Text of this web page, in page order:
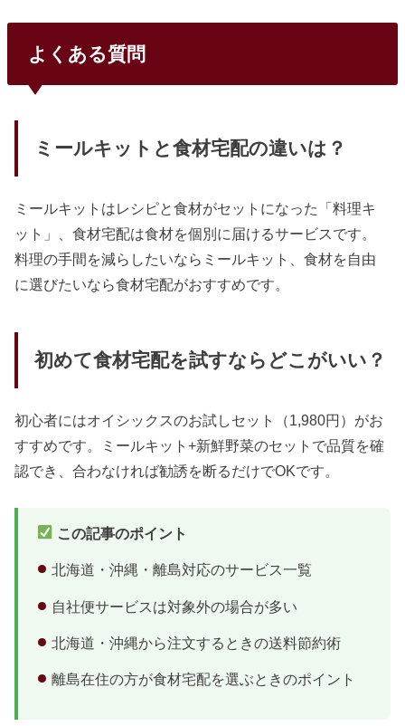
よくある質問
ミールキットと食材宅配の違いは？
ミールキットはレシピと食材がセットになった「料理キ
ット」、食材宅配は食材を個別に届けるサービスです。
料理の手間を減らしたいならミールキット、食材を自由
に選びたいなら食材宅配がおすすめです。
初めて食材宅配を試すならどこがいい？
初心者にはオイシックスのお試しセット（1,980円）がお
すすめです。ミールキット+新鮮野菜のセットで品質を確
認でき、合わなければ勧誘を断るだけでOKです。
この記事のポイント
北海道・沖縄・離島対応のサービス一覧
自社便サービスは対象外の場合が多い
北海道・沖縄から注文するときの送料節約術
離島在住の方が食材宅配を選ぶときのポイント